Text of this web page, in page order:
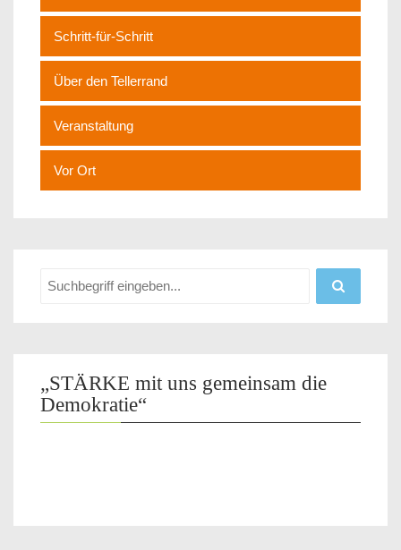
Schritt-für-Schritt
Über den Tellerrand
Veranstaltung
Vor Ort
„STÄRKE mit uns gemeinsam die
Demokratie“